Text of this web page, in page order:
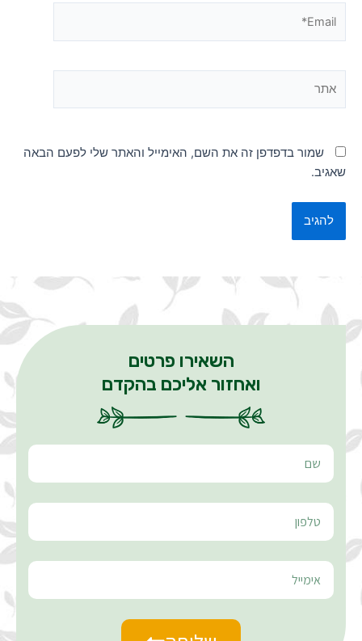
שמור בדפדפן זה את השם, האימייל והאתר שלי לפעם הבאה
שאגיב.
השאירו פרטים
ואחזור אליכם בהקדם